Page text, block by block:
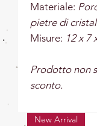
Materiale:
pietre di
Misure: 12 x 7
Prodotto non
sconto.
New Arrival